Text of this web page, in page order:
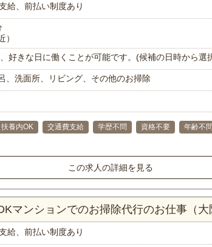
給、前払い制度あり
）
好きな日に働くことが可能です。(候補の日時から選
、洗面所、リビング、その他のお掃除
扶養内OK 交通費支給 学歴不問 資格不要 年齢不問
この求人の詳細を見る
マンションでのお掃除代行のお仕事（大
給、前払い制度あり